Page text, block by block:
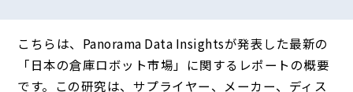
こちらは、Panorama Data Insightsが発表した最新の
「日本の倉庫ロボット市場」に関するレポートの概要
です。この研究は、サプライヤー、メーカー、ディス